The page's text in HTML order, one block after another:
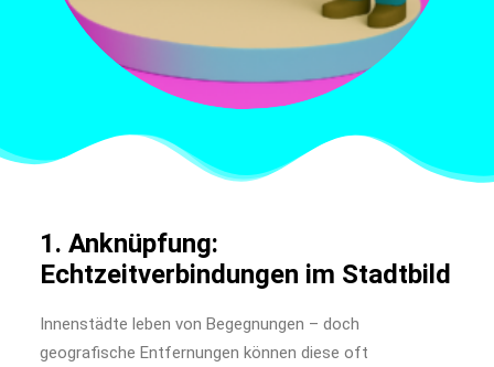
1. Anknüpfung:
Echtzeitverbindungen im Stadtbild
Innenstädte leben von Begegnungen – doch
geografische Entfernungen können diese oft